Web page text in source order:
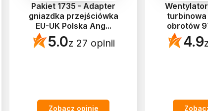
Pakiet 1735 - Adapter
gniazdka przejściówka
EU-UK Polska Ang...
5.0z 27 opinii
Zobacz opinie
obrotów
4.9